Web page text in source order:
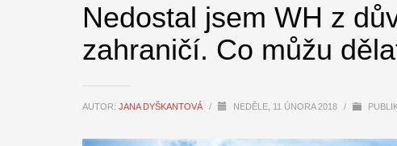
Nedostal jsem WH z
zahraničí. Co můžu
AUTOR: JANA DYŠKANTOVÁ / NEDĚLE, 11 ÚNORA 2018 /